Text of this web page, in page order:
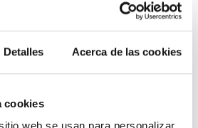
Detalles Acerca de las cookies
cookies